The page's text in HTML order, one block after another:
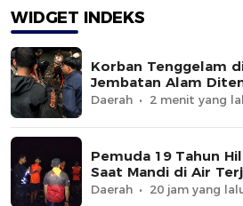
WIDGET INDEKS
Korban Tenggelam
Jembatan Alam
Daerah 2 menit yang
Pemuda 19 Tahun
Saat Mandi di Air
Daerah 20 jam yang